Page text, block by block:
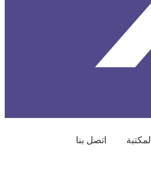
المكتبة اتصل بنا